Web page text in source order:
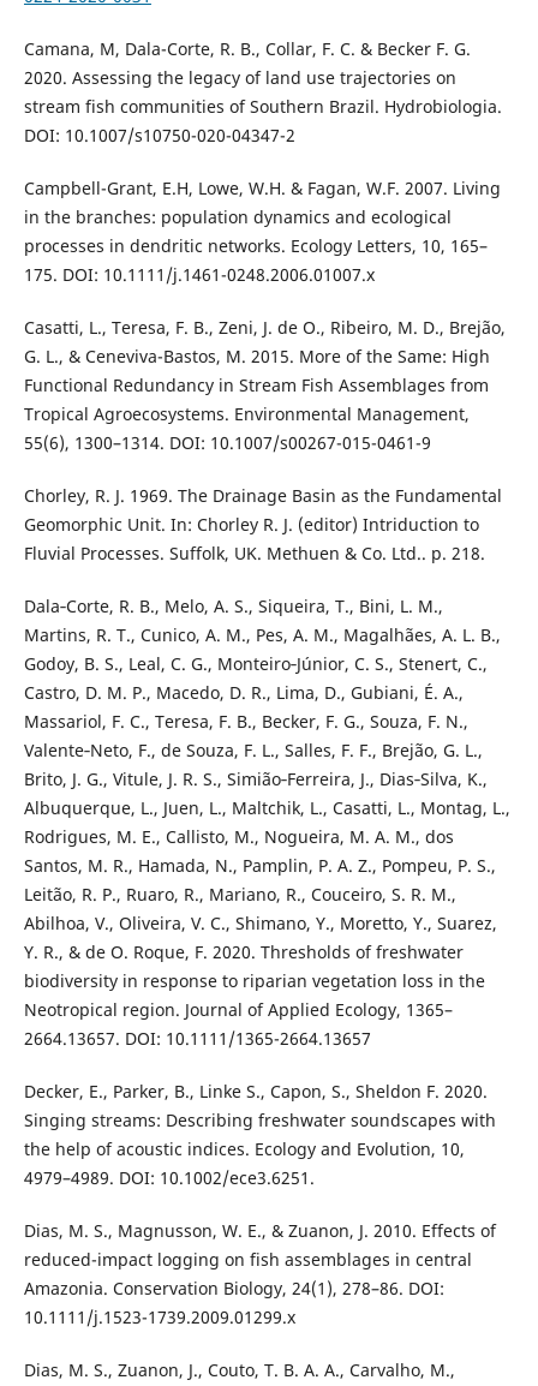
Camana, M, Dala-Corte, R. B., Collar, F. C. & Becker F. G.
2020. Assessing the legacy of land use trajectories on
stream fish communities of Southern Brazil. Hydrobiologia.
DOI: 10.1007/s10750-020-04347-2
Campbell-Grant, E.H, Lowe, W.H. & Fagan, W.F. 2007. Living
in the branches: population dynamics and ecological
processes in dendritic networks. Ecology Letters, 10, 165–
175. DOI: 10.1111/j.1461-0248.2006.01007.x
Casatti, L., Teresa, F. B., Zeni, J. de O., Ribeiro, M. D., Brejão,
G. L., & Ceneviva-Bastos, M. 2015. More of the Same: High
Functional Redundancy in Stream Fish Assemblages from
Tropical Agroecosystems. Environmental Management,
55(6), 1300–1314. DOI: 10.1007/s00267-015-0461-9
Chorley, R. J. 1969. The Drainage Basin as the Fundamental
Geomorphic Unit. In: Chorley R. J. (editor) Intriduction to
Fluvial Processes. Suffolk, UK. Methuen & Co. Ltd.. p. 218.
Dala‐Corte, R. B., Melo, A. S., Siqueira, T., Bini, L. M.,
Martins, R. T., Cunico, A. M., Pes, A. M., Magalhães, A. L. B.,
Godoy, B. S., Leal, C. G., Monteiro‐Júnior, C. S., Stenert, C.,
Castro, D. M. P., Macedo, D. R., Lima, D., Gubiani, É. A.,
Massariol, F. C., Teresa, F. B., Becker, F. G., Souza, F. N.,
Valente‐Neto, F., de Souza, F. L., Salles, F. F., Brejão, G. L.,
Brito, J. G., Vitule, J. R. S., Simião‐Ferreira, J., Dias‐Silva, K.,
Albuquerque, L., Juen, L., Maltchik, L., Casatti, L., Montag, L.,
Rodrigues, M. E., Callisto, M., Nogueira, M. A. M., dos
Santos, M. R., Hamada, N., Pamplin, P. A. Z., Pompeu, P. S.,
Leitão, R. P., Ruaro, R., Mariano, R., Couceiro, S. R. M.,
Abilhoa, V., Oliveira, V. C., Shimano, Y., Moretto, Y., Suarez,
Y. R., & de O. Roque, F. 2020. Thresholds of freshwater
biodiversity in response to riparian vegetation loss in the
Neotropical region. Journal of Applied Ecology, 1365–
2664.13657. DOI: 10.1111/1365-2664.13657
Decker, E., Parker, B., Linke S., Capon, S., Sheldon F. 2020.
Singing streams: Describing freshwater soundscapes with
the help of acoustic indices. Ecology and Evolution, 10,
4979–4989. DOI: 10.1002/ece3.6251.
Dias, M. S., Magnusson, W. E., & Zuanon, J. 2010. Effects of
reduced-impact logging on fish assemblages in central
Amazonia. Conservation Biology, 24(1), 278–86. DOI:
10.1111/j.1523-1739.2009.01299.x
Dias, M. S., Zuanon, J., Couto, T. B. A. A., Carvalho, M.,